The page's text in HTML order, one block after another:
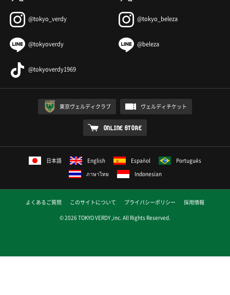
@tokyo_verdy @tokyo_beleza
@tokyoverdy @beleza
@tokyoverdy1969
東京ヴェルディクラブ ヴェルディチケット
ONLINE STORE
日本語 English Español
Português
ภาษาไทย
Indonesian
よくあるご質問 このサイトについて プライバシーポリシー
採用情報
© 2026 TOKYO VERDY ,inc. All Rights Reserved.